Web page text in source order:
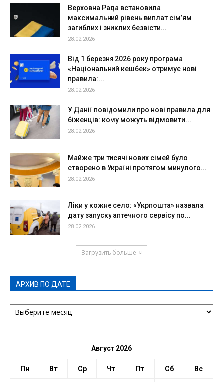
Верховна Рада встановила
максимальний рівень виплат сім’ям
загиблих і зниклих безвісти...
28.02.2026
Від 1 березня 2026 року програма
«Національний кешбек» отримує нові
правила:...
28.02.2026
У Данії повідомили про нові правила для
біженців: кому можуть відмовити...
28.02.2026
Майже три тисячі нових сімей було
створено в Україні протягом минулого...
28.02.2026
Ліки у кожне село: «Укрпошта» назвала
дату запуску аптечного сервісу по...
28.02.2026
Загрузить больше
АРХИВ ПО ДАТЕ
АРХИВ
ПО
Август 2026
Пн Вт Ср Чт Пт Сб Вс